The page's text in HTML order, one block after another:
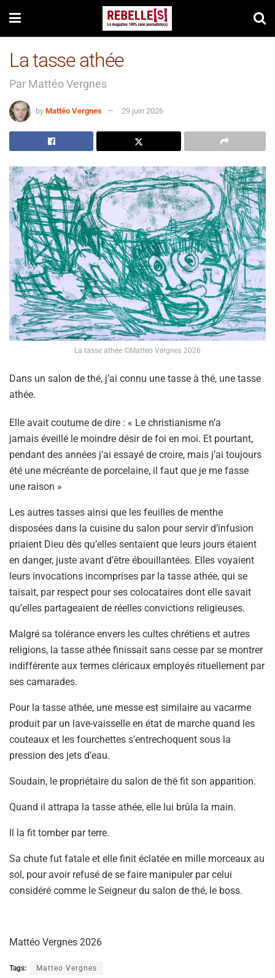
La tasse athée
Par Mattéo Vergnes
by Mattéo Vergnes 29 juin 2026
La tasse athée ©Matteo Vergnes 2026
Dans un salon de thé, j’ai connu une tasse à thé, une tasse
athée.
Elle avait coutume de dire : « Le christianisme n’a
jamais éveillé le moindre désir de foi en moi. Et pourtant,
pendant des années j’ai essayé de croire, mais j’ai toujours
été une mécréante de porcelaine, il faut que je me fasse
une raison »
Les autres tasses ainsi que les feuilles de menthe
disposées dans la cuisine du salon pour servir d’infusion
priaient Dieu dès qu’elles sentaient que leurs jours étaient
en danger, juste avant d’être ébouillantées. Elles voyaient
leurs invocations incomprises par la tasse athée, qui se
taisait, par respect pour ses colocataires dont elle savait
qu’elles partageaient de réelles convictions religieuses.
Malgré sa tolérance envers les cultes chrétiens et autres
religions, la tasse athée finissait sans cesse par se montrer
indifférente aux termes cléricaux employés rituellement par
ses camarades.
Pour la tasse athée, une messe est similaire au vacarme
produit par un lave-vaisselle en état de marche quand les
couteaux et les fourchettes s’entrechoquent sous la
pression des jets d’eau.
Soudain, le propriétaire du salon de thé fit son apparition.
Quand il attrapa la tasse athée, elle lui brûla la main.
Il la fit tomber par terre.
Sa chute fut fatale et elle finit éclatée en mille morceaux au
sol, pour avoir refusé de se faire manipuler par celui
considéré comme le Seigneur du salon de thé, le boss.
Mattéo Vergnes 2026
Tags: Matteo Vergnes